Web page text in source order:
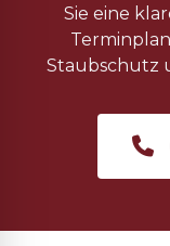
Sie eine
Staubschutz